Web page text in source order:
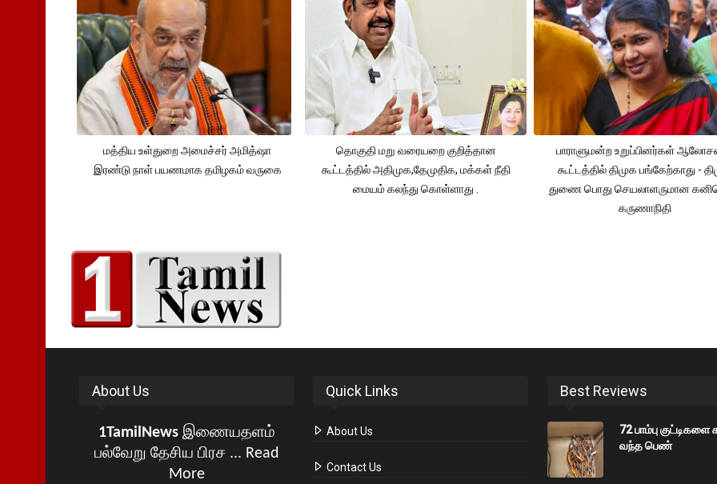
மத்திய உள்துறை அமைச்சர் அமித்ஷா
இரண்டு நாள் பயணமாக தமிழகம் வருகை
தொகுதி மறு வரையறை குறித்தான
கூட்டத்தில் அதிமுக,தேமுதிக, மக்கள் நீதி
மையம் கலந்து கொள்ளாது .
பாராளுமன்ற உறுப்பினர்கள்
கூட்டத்தில் திமுக பங்கேற்காது -
துணை பொது செயலாளருமான
கருணாநிதி
About Us
1TamilNewsஇணையதளம்
பல்வேறு தேசிய பிரச ... Read
More
Quick Links
About Us
Contact Us
Best Reviews
72 பாம்பு குட்டிகளை
வந்த பெண்